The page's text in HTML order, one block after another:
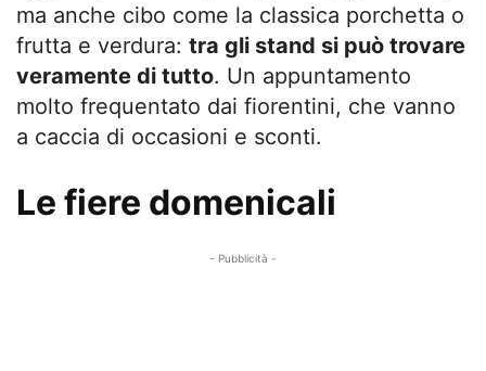
ma anche cibo come la classica porchetta o
frutta e verdura: tra gli stand si può trovare
veramente di tutto. Un appuntamento
molto frequentato dai fiorentini, che vanno
a caccia di occasioni e sconti.
Le fiere domenicali
- Pubblicità -